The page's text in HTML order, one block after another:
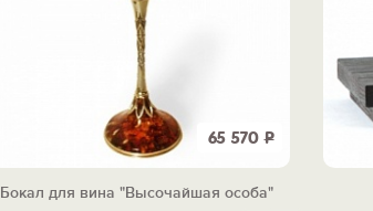
65 570Р
Бокал для вина "Высочайшая особа"